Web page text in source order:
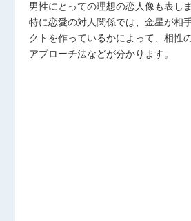
男性にとっての理想の恋人像も表しま
特に恋愛の対人関係では、金星が相
クトを作っているかによって、相性
アプローチ法などが分かります。